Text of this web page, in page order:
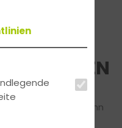
ANFRAGEN
bei einem
Das freut uns, denn
auch Dir gerne